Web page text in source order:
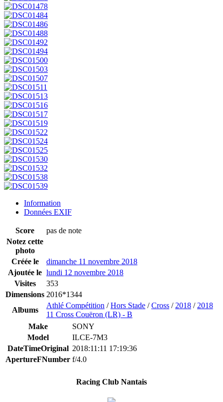
Information
Données EXIF
Score
pas de note
Notez cette
photo
Créée le
dimanche 11 novembre 2018
Ajoutée le lundi 12 novembre 2018
Visites
353
Dimensions 2016*1344
Albums
Athlé Compétition /Hors Stade /Cross / 2018 / 2018
11 Cross Couëron (LR) - B
Make
SONY
Model
ILCE-7M3
DateTimeOriginal 2018:11:11 17:19:36
ApertureFNumber f/4.0
Racing Club Nantais